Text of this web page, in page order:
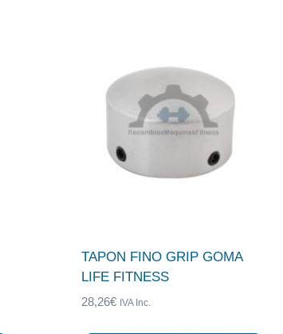
TAPON FINO GRIP GOMA
LIFE FITNESS
28,26€ IVA Inc.